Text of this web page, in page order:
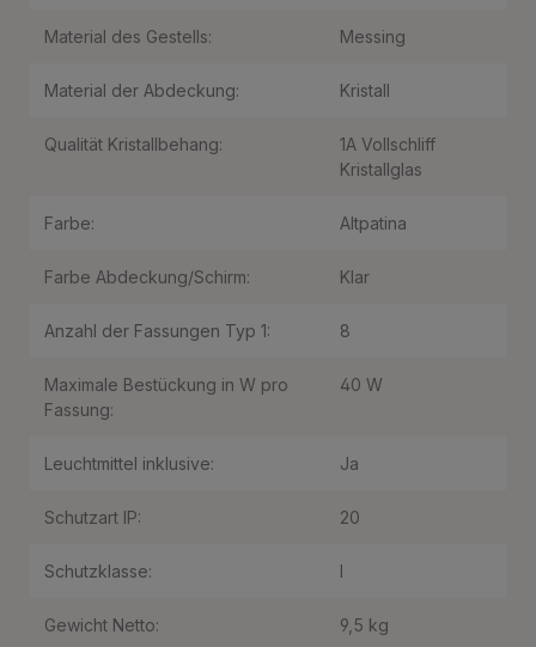
Material des Gestells: Messing
Material der Abdeckung: Kristall
Qualität Kristallbehang:
1A Vollschliff
Kristallglas
Farbe: Altpatina
Farbe Abdeckung/Schirm: Klar
Anzahl der Fassungen Typ 1: 8
Maximale Bestückung in W pro
Fassung:
40 W
Leuchtmittel inklusive: Ja
Schutzart IP: 20
Schutzklasse: I
Gewicht Netto: 9,5 kg